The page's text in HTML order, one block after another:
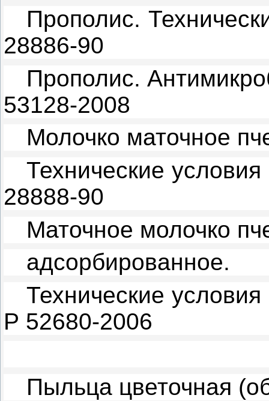
Прополис.
28886-90
Прополис.
53128-2008
Молочко маточное
Технические условия
28888-90
Маточное молочко
адсорбированное.
Технические условия
Р 52680-2006
Пыльца цветочная